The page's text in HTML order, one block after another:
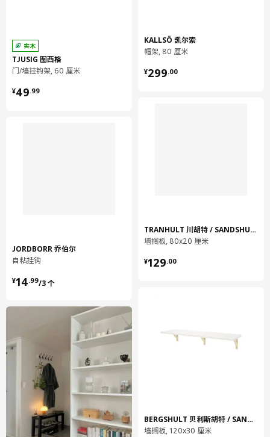
实木
TJUSIG 图西格
门/墙挂钩架, 60 厘米
¥49.99
¥ 49.99
JORDBORR 乔伯尔
自粘挂钩
¥14.99/3 个
¥ 14.99/3 个
KALLSÖ 凯尔索
帽架, 80 厘米
¥299.00
¥ 299.00
TRANHULT 川胡特 / SANDSHULT 桑德胡特
墙搁板, 80x20 厘米
¥129.00
¥ 129.00
BERGSHULT 贝利斯胡特 / SANDSHULT 桑德胡特
墙搁板, 120x30 厘米